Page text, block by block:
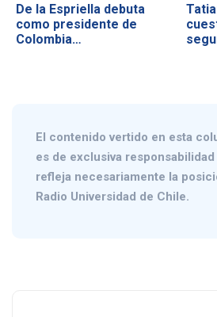
De la Espriella debuta
como presidente de
Colombia…
El contenido vertido en esta
es de exclusiva
refleja necesariamente la
Radio Universidad de Chile.